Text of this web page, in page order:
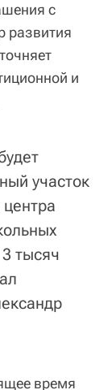
с
развития
и
участок
тысяч
время